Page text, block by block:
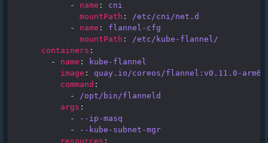
-
name :
cni
mountPath :
/etc/cni/net.d
-
name :
flannel-cfg
mountPath :
/etc/kube-flannel/
containers :
-
name :
kube-flannel
image :
quay.io/coreos/flannel:v0.11.0-arm64
command :
-
/opt/bin/flanneld
args :
-
--ip-masq
-
--kube-subnet-mgr
resources :